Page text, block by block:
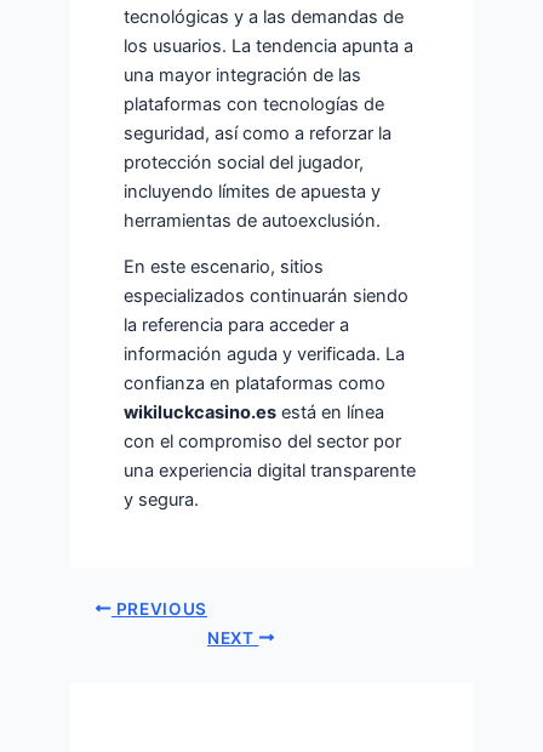
tecnológicas y a las demandas de
los usuarios. La tendencia apunta a
una mayor integración de las
plataformas con tecnologías de
seguridad, así como a reforzar la
protección social del jugador,
incluyendo límites de apuesta y
herramientas de autoexclusión.
En este escenario, sitios
especializados continuarán siendo
la referencia para acceder a
información aguda y verificada. La
confianza en plataformas como
wikiluckcasino.es está en línea
con el compromiso del sector por
una experiencia digital transparente
y segura.
PREVIOUS
NEXT